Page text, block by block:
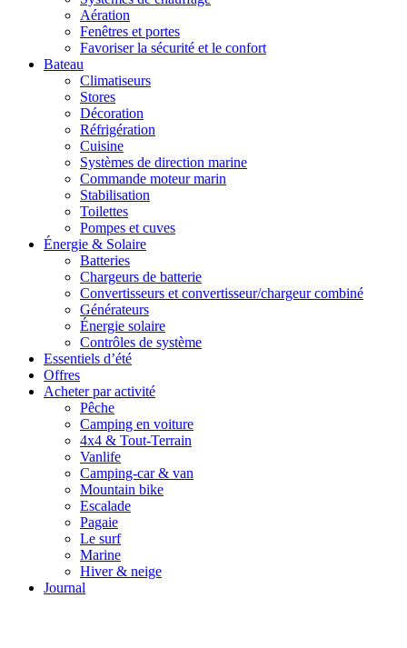
Aération
Fenêtres et portes
Favoriser la sécurité et le confort
Bateau
Climatiseurs
Stores
Décoration
Réfrigération
Cuisine
Systèmes de direction marine
Commande moteur marin
Stabilisation
Toilettes
Pompes et cuves
Énergie & Solaire
Batteries
Chargeurs de batterie
Convertisseurs et convertisseur/chargeur combiné
Générateurs
Énergie solaire
Contrôles de système
Essentiels d’été
Offres
Acheter par activité
Pêche
Camping en voiture
4x4 & Tout-Terrain
Vanlife
Camping-car & van
Mountain bike
Escalade
Pagaie
Le surf
Marine
Hiver & neige
Journal